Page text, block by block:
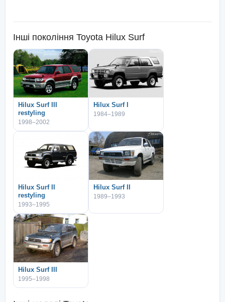
Інші покоління Toyota Hilux Surf
Hilux Surf III
restyling
1998–2002
Hilux Surf I
1984–1989
Hilux Surf II
restyling
1993–1995
Hilux Surf II
1989–1993
Hilux Surf III
1995–1998